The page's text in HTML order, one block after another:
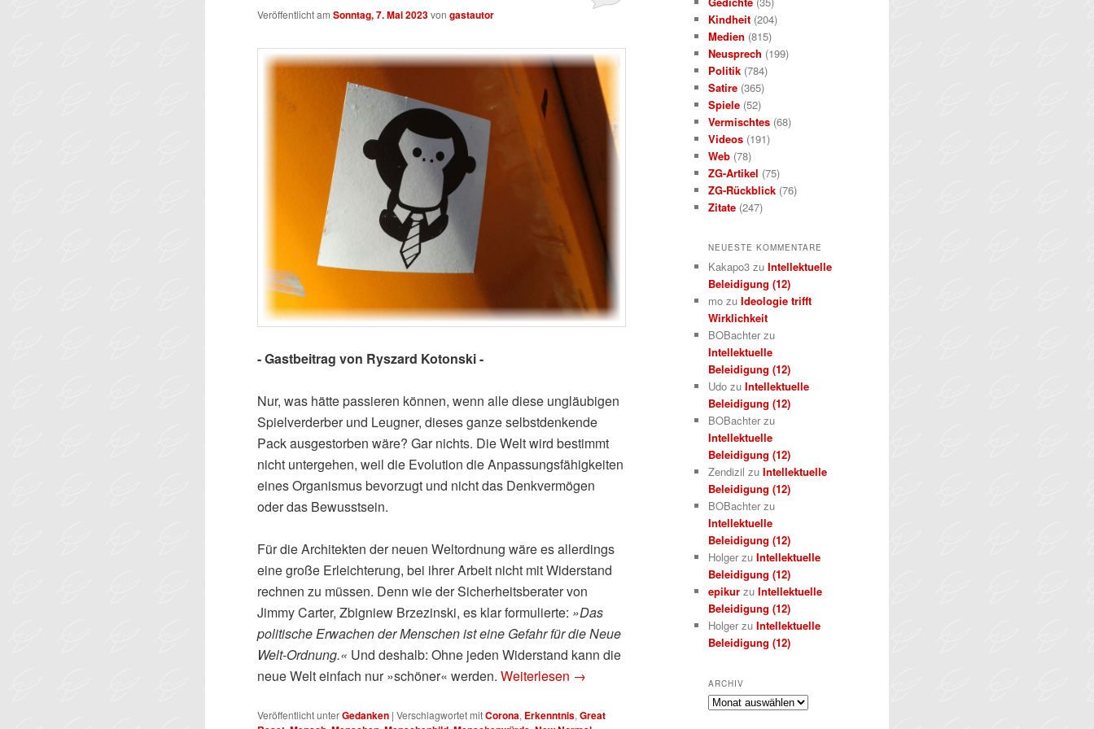
Veröffentlicht am Sonntag, 7. Mai 2023von gastautor
- Gastbeitrag von Ryszard Kotonski -
Nur, was hätte passieren können, wenn alle diese ungläubigen
Spielverderber und Leugner, dieses ganze selbstdenkende
Pack ausgestorben wäre? Gar nichts. Die Welt wird bestimmt
nicht untergehen, weil die Evolution die Anpassungsfähigkeiten
eines Organismus bevorzugt und nicht das Denkvermögen
oder das Bewusstsein.
Für die Architekten der neuen Weltordnung wäre es allerdings
eine große Erleichterung, bei ihrer Arbeit nicht mit Widerstand
rechnen zu müssen. Denn wie der Sicherheitsberater von
Jimmy Carter, Zbigniew Brzezinski, es klar formulierte: »Das
politische Erwachen der Menschen ist eine Gefahr für die Neue
Welt-Ordnung.« Und deshalb: Ohne jeden Widerstand kann die
neue Welt einfach nur »schöner« werden. Weiterlesen →
Veröffentlicht unterGedanken | Verschlagwortet mitCorona, Erkenntnis, Great
Kindheit (204)
Medien (815)
Neusprech (199)
Politik (784)
Satire (365)
Spiele (52)
Vermischtes (68)
Videos (191)
Web (78)
ZG-Artikel (75)
ZG-Rückblick (76)
Zitate (247)
NEUESTE KOMMENTARE
Kakapo3 zuIntellektuelle
Beleidigung (12)
mo zuIdeologie trifft
Wirklichkeit
BOBachter zu
Intellektuelle
Beleidigung (12)
Udo zuIntellektuelle
Beleidigung (12)
BOBachter zu
Intellektuelle
Beleidigung (12)
Zendizil zuIntellektuelle
Beleidigung (12)
BOBachter zu
Intellektuelle
Beleidigung (12)
Holger zuIntellektuelle
Beleidigung (12)
epikur zuIntellektuelle
Beleidigung (12)
Holger zuIntellektuelle
Beleidigung (12)
ARCHIV
Archiv